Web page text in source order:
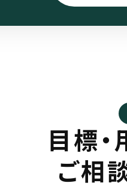
目標
ご相